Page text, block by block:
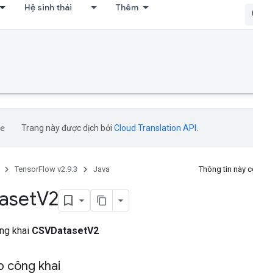
Hệ sinh thái Thêm
Trang này được dịch bởi Cloud Translation API
TensorFlow v2.9.3 Java Thông tin này
V2
khai CSVDatasetV2
công khai